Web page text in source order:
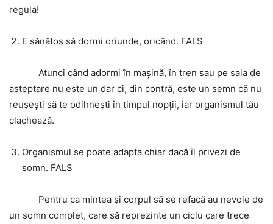
regula!
E sănătos să dormi oriunde, oricând. FALS
Atunci când adormi în mașină, în tren sau pe sala de
așteptare nu este un dar ci, din contră, este un semn că nu
reușești să te odihnești în timpul nopții, iar organismul tău
clachează.
Organismul se poate adapta chiar dacă îl privezi de
somn. FALS
Pentru ca mintea și corpul să se refacă au nevoie de
un somn complet, care să reprezinte un ciclu care trece